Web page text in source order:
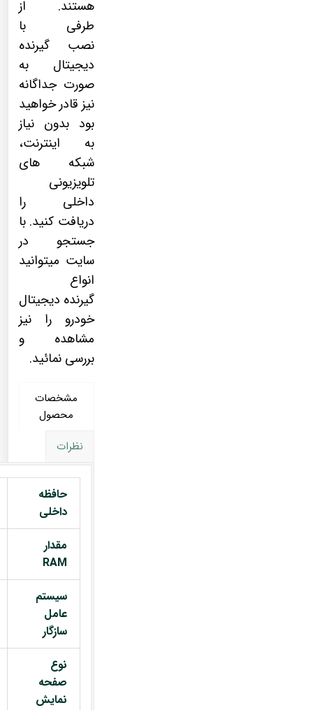
هستند. از
طرفی با
نصب گیرنده
دیجیتال به
صورت جداگانه
نیز قادر خواهید
بود بدون نیاز
به اینترنت،
شبکه های
تلویزیونی
داخلی را
دریافت کنید. با
جستجو در
سایت میتوانید
انواع
گیرنده دیجیتال
خودرو را نیز
مشاهده و
بررسی نمائید.
مشخصات
محصول
نظرات
حافظه
داخلی
مقدار
RAM
سیستم
عامل
سازگار
نوع
صفحه
نمایش